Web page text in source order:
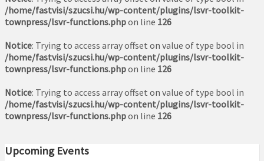
/home/fastvisi/szucsi.hu/wp-content/plugins/lsvr-toolkit-
townpress/lsvr-functions.phpon line 126
Notice: Trying to access array offset on value of type bool in
/home/fastvisi/szucsi.hu/wp-content/plugins/lsvr-toolkit-
townpress/lsvr-functions.phpon line 126
Notice: Trying to access array offset on value of type bool in
/home/fastvisi/szucsi.hu/wp-content/plugins/lsvr-toolkit-
townpress/lsvr-functions.phpon line 126
Upcoming Events